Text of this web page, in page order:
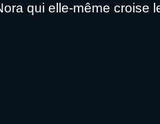
qui elle-même croise